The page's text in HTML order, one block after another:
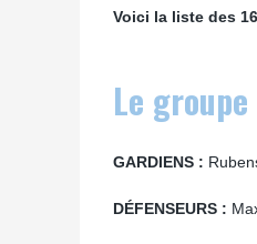
Voici la liste des
Le groupe
GARDIENS :
DÉFENSEURS :